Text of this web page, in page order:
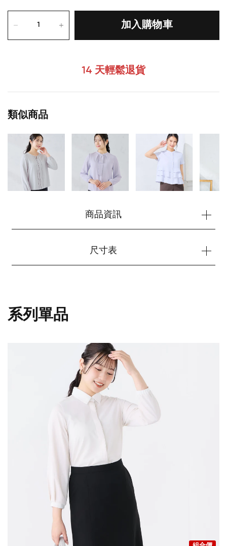
加入購物車
14 天輕鬆退貨
類似商品
商品資訊
尺寸表
系列單品